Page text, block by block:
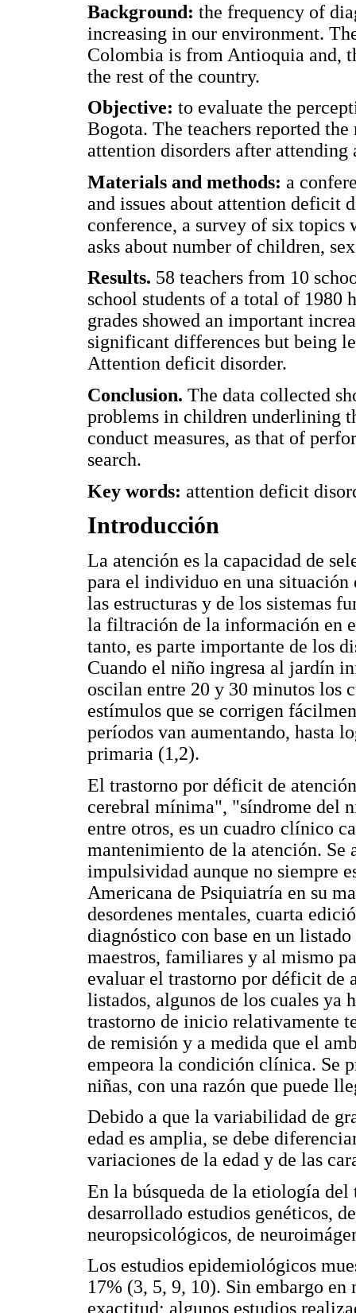
Background: the frequency of
increasing in our environment.
Colombia is from Antioquia and,
the rest of the country.
Objective: to evaluate the
Bogota. The teachers reported
attention disorders after attending
Materials and methods: a
and issues about attention deficit
conference, a survey of six topics
asks about number of children,
Results. 58 teachers from 10
school students of a total of 1980
grades showed an important
significant differences but being
Attention deficit disorder.
Conclusion. The data collected
problems in children underlining
conduct measures, as that of
search.
Key words: attention deficit
Introducción
La atención es la capacidad de
para el individuo en una situación
las estructuras y de los sistemas
la filtración de la información en
tanto, es parte importante de los
Cuando el niño ingresa al jardín
oscilan entre 20 y 30 minutos los
estímulos que se corrigen
períodos van aumentando, hasta
primaria (1,2).
El trastorno por déficit de
cerebral mínima", "síndrome del
entre otros, es un cuadro clínico
mantenimiento de la atención.
impulsividad aunque no siempre
Americana de Psiquiatría en su
desordenes mentales, cuarta
diagnóstico con base en un
maestros, familiares y al mismo
evaluar el trastorno por déficit de
listados, algunos de los cuales ya
trastorno de inicio relativamente
de remisión y a medida que el
empeora la condición clínica. Se
niñas, con una razón que puede
Debido a que la variabilidad de
edad es amplia, se debe
variaciones de la edad y de las
En la búsqueda de la etiología
desarrollado estudios genéticos,
neuropsicológicos, de
Los estudios epidemiológicos
17% (3, 5, 9, 10). Sin embargo
exactitud; algunos estudios